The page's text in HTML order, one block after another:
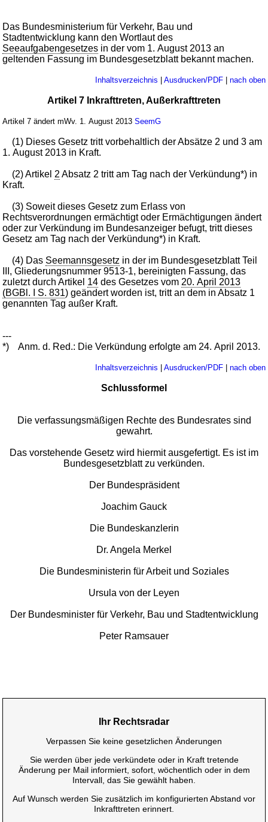
Das Bundesministerium für Verkehr, Bau und
Stadtentwicklung kann den Wortlaut des
Seeaufgabengesetzes in der vom 1. August 2013 an
geltenden Fassung im Bundesgesetzblatt bekannt machen.
Inhaltsverzeichnis | Ausdrucken/PDF| nach oben
Artikel 7 Inkrafttreten, Außerkrafttreten
Artikel 7 ändert mWv. 1. August 2013SeemG
(1) Dieses Gesetz tritt vorbehaltlich der Absätze 2 und 3 am
1. August 2013 in Kraft.
(2) Artikel 2 Absatz 2 tritt am Tag nach der Verkündung*) in
Kraft.
(3) Soweit dieses Gesetz zum Erlass von
Rechtsverordnungen ermächtigt oder Ermächtigungen ändert
oder zur Verkündung im Bundesanzeiger befugt, tritt dieses
Gesetz am Tag nach der Verkündung*) in Kraft.
(4) Das Seemannsgesetz in der im Bundesgesetzblatt Teil
III, Gliederungsnummer 9513-1, bereinigten Fassung, das
zuletzt durch Artikel 14 des Gesetzes vom 20. April 2013
(BGBl. I S. 831) geändert worden ist, tritt an dem in Absatz 1
genannten Tag außer Kraft.
---
*)
Anm. d. Red.: Die Verkündung erfolgte am 24. April 2013.
Inhaltsverzeichnis | Ausdrucken/PDF| nach oben
Schlussformel
Die verfassungsmäßigen Rechte des Bundesrates sind
gewahrt.
Das vorstehende Gesetz wird hiermit ausgefertigt. Es ist im
Bundesgesetzblatt zu verkünden.
Der Bundespräsident
Joachim Gauck
Die Bundeskanzlerin
Dr. Angela Merkel
Die Bundesministerin für Arbeit und Soziales
Ursula von der Leyen
Der Bundesminister für Verkehr, Bau und Stadtentwicklung
Peter Ramsauer
Ihr Rechtsradar
Verpassen Sie keine gesetzlichen Änderungen
Sie werden über jede verkündete oder in Kraft tretende
Änderung per Mail informiert, sofort, wöchentlich oder in dem
Intervall, das Sie gewählt haben.
Auf Wunsch werden Sie zusätzlich im konfigurierten Abstand vor
Inkrafttreten erinnert.